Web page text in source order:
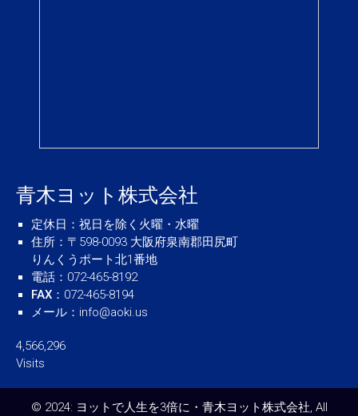
青木ヨット株式会社
定休日 ：祝日を除く火曜・水曜
住所 ：〒598-0093 大阪府泉南郡田尻町
りんくうポート北1番地
電話 ：072-465-8192
FAX ：072-465-8194
メール ： info@aoki.us
4,566,296
Visits
© 2024: ヨットで人生を3倍に・青木ヨット株式会社, All